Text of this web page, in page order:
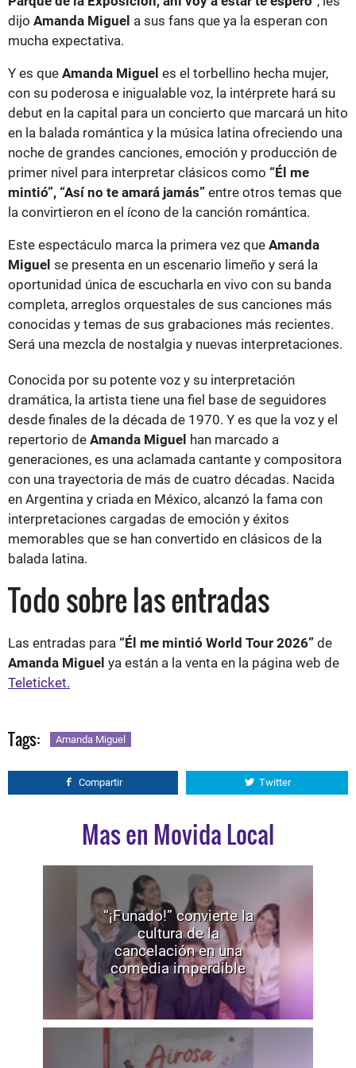
dijo Amanda Miguel a sus fans que ya la esperan con
mucha expectativa.
Y es que Amanda Miguel es el torbellino hecha mujer,
con su poderosa e inigualable voz, la intérprete hará su
debut en la capital para un concierto que marcará un hito
en la balada romántica y la música latina ofreciendo una
noche de grandes canciones, emoción y producción de
primer nivel para interpretar clásicos como “Él me
mintió”, “Así no te amará jamás” entre otros temas que
la convirtieron en el ícono de la canción romántica.
Este espectáculo marca la primera vez que Amanda
Miguel se presenta en un escenario limeño y será la
oportunidad única de escucharla en vivo con su banda
completa, arreglos orquestales de sus canciones más
conocidas y temas de sus grabaciones más recientes.
Será una mezcla de nostalgia y nuevas interpretaciones.
Conocida por su potente voz y su interpretación
dramática, la artista tiene una fiel base de seguidores
desde finales de la década de 1970. Y es que la voz y el
repertorio de Amanda Miguel han marcado a
generaciones, es una aclamada cantante y compositora
con una trayectoria de más de cuatro décadas. Nacida
en Argentina y criada en México, alcanzó la fama con
interpretaciones cargadas de emoción y éxitos
memorables que se han convertido en clásicos de la
balada latina.
Todo sobre las entradas
Las entradas para “Él me mintió World Tour 2026” de
Amanda Miguel ya están a la venta en la página web de
Teleticket.
Tags: Amanda Miguel
Compartir Twitter
Mas en Movida Local
“¡Funado!” convierte la
cultura de la
cancelación en una
comedia imperdible